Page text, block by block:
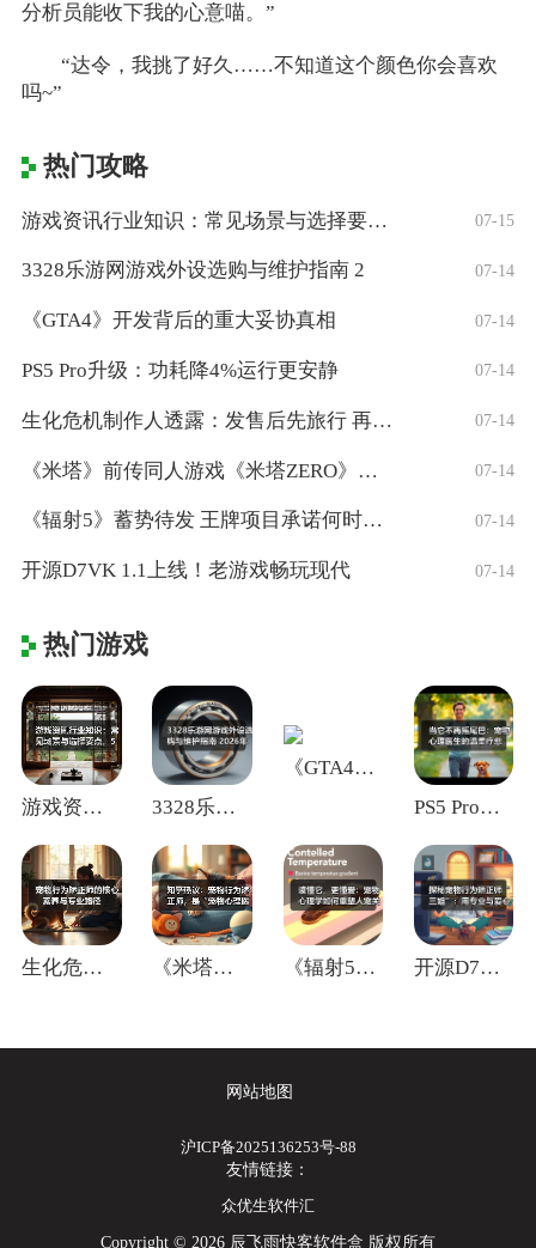
分析员能收下我的心意喵。”
“达令，我挑了好久……不知道这个颜色你会喜欢
吗~”
热门攻略
游戏资讯行业知识：常见场景与选择要点，5 07-15
3328乐游网游戏外设选购与维护指南 2 07-14
《GTA4》开发背后的重大妥协真相 07-14
PS5 Pro升级：功耗降4%运行更安静 07-14
生化危机制作人透露：发售后先旅行 再启动 07-14
《米塔》前传同人游戏《米塔ZERO》免费 07-14
《辐射5》蓄势待发 王牌项目承诺何时揭晓 07-14
开源D7VK 1.1上线！老游戏畅玩现代 07-14
热门游戏
游戏资讯行业知识：常见场景与选择要点，5 3328乐游网游戏外设选购与维护指南 2
《GTA4》开发背后的重大妥协真相
PS5 Pro升级：功耗降4%运行更安静
生化危机制作人透露：发售后先旅行 再启动 《米塔》前传同人游戏《米塔ZERO》免费 《辐射5》蓄势待发 王牌项目承诺何时揭晓 开源D7VK 1.1上线！老游戏畅玩现代
网站地图
沪ICP备2025136253号-88
友情链接：
众优生软件汇
Copyright © 2026 辰飞雨快客软件盒 版权所有